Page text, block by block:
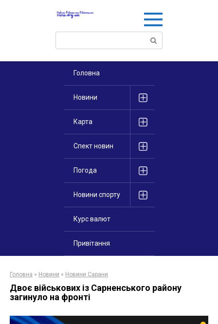
Поиск:
Головна
Новини
Карта
Спект новин
Погода
Новини спорту
Курс валют
Привітання
Головна » Новини » Новини Сарани
Двоє військових із Сарненського району
загинуло на фронті